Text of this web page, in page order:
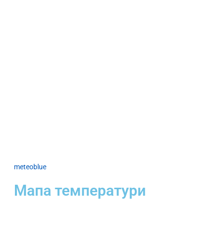
meteoblue
Мапа температури